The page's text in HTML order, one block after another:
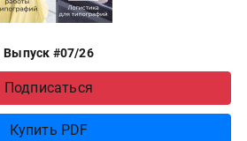
Выпуск #07/26
Подписаться
Купить PDF